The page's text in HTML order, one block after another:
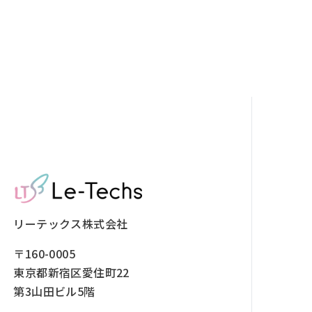
リーテックス株式会社
〒160-0005
東京都新宿区愛住町22
第3山田ビル5階